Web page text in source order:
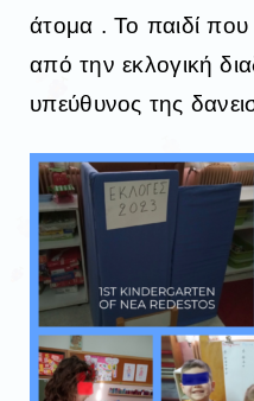
άτομα . Το παιδί
από την εκλογική
υπεύθυνος της